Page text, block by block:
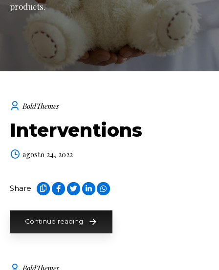
products.
BoldThemes
Interventions
agosto 24, 2022
Share
Continue reading